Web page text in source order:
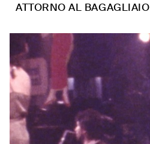
ATTORNO AL BAGAGLIAIO